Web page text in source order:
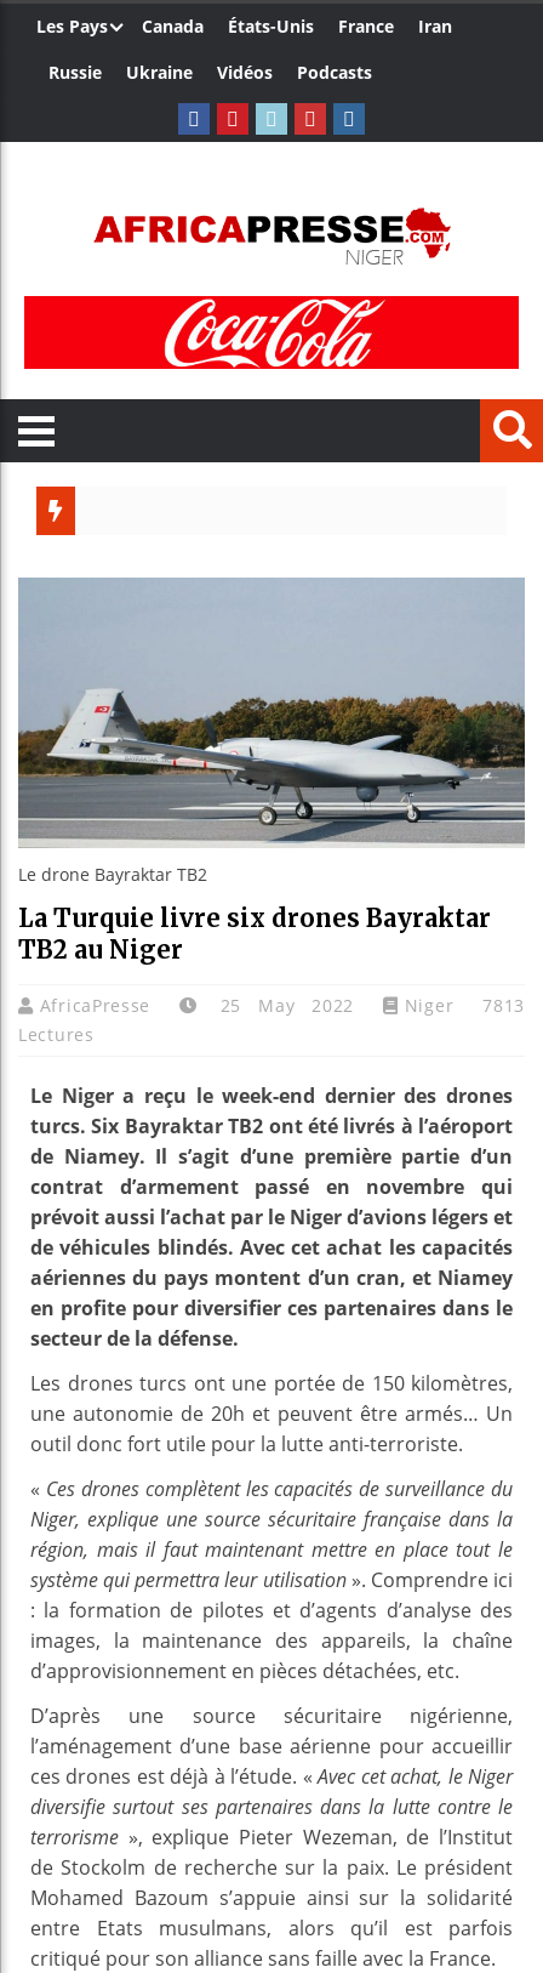
Les Pays Canada États-Unis France
Iran
Russie
Ukraine Vidéos Podcasts
Bénin :
Le drone Bayraktar TB2
La Turquie livre six drones Bayraktar
TB2 au Niger
AfricaPresse 25 May 2022 Niger
7813
Lectures
Le Niger a reçu le week-end dernier des drones
turcs. Six Bayraktar TB2 ont été livrés à l’aéroport
de Niamey. Il s’agit d’une première partie d’un
contrat d’armement passé en novembre qui
prévoit aussi l’achat par le Niger d’avions légers et
de véhicules blindés. Avec cet achat les capacités
aériennes du pays montent d’un cran, et Niamey
en profite pour diversifier ces partenaires dans le
secteur de la défense.
Les drones turcs ont une portée de 150 kilomètres,
une autonomie de 20h et peuvent être armés… Un
outil donc fort utile pour la lutte anti-terroriste.
« Ces drones complètent les capacités de surveillance du
Niger, explique une source sécuritaire française dans la
région, mais il faut maintenant mettre en place tout le
système qui permettra leur utilisation ». Comprendre ici
: la formation de pilotes et d’agents d’analyse des
images, la maintenance des appareils, la chaîne
d’approvisionnement en pièces détachées, etc.
D’après une source sécuritaire nigérienne,
l’aménagement d’une base aérienne pour accueillir
ces drones est déjà à l’étude. «Avec cet achat, le Niger
diversifie surtout ses partenaires dans la lutte contre le
terrorisme », explique Pieter Wezeman, de l’Institut
de Stockolm de recherche sur la paix. Le président
Mohamed Bazoum s’appuie ainsi sur la solidarité
entre Etats musulmans, alors qu’il est parfois
critiqué pour son alliance sans faille avec la France.